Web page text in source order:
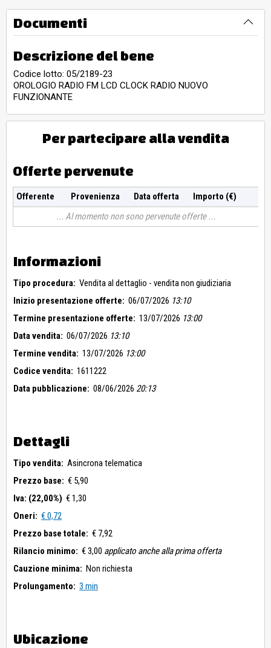
Documenti
Descrizione del bene
Codice lotto: 05/2189-23
OROLOGIO RADIO FM LCD CLOCK RADIO NUOVO
FUNZIONANTE
Per partecipare alla vendita
Offerte pervenute
Offerente Provenienza Data offerta
Importo (€)
Al momento non sono pervenute offerte
Informazioni
Tipo procedura: Vendita al dettaglio - vendita non giudiziaria
Inizio presentazione offerte: 06/07/2026 13:10
Termine presentazione offerte: 13/07/2026 13:00
Data vendita: 06/07/2026 13:10
Termine vendita: 13/07/2026 13:00
Codice vendita: 1611222
Data pubblicazione: 08/06/2026 20:13
Dettagli
Tipo vendita: Asincrona telematica
Prezzo base: € 5,90
Iva: (22,00%) € 1,30
Oneri: € 0,72
Prezzo base totale: € 7,92
Rilancio minimo: € 3,00 applicato anche alla prima offerta
Cauzione minima: Non richiesta
Prolungamento: 3 min
Ubicazione